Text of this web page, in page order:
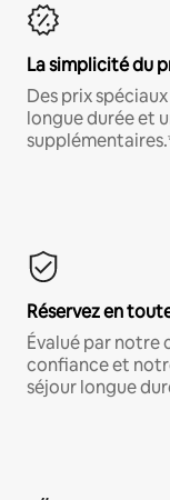
La simplicité du
Des prix
longue durée et
Réservez en
Évalué par notre
confiance et
séjour longue